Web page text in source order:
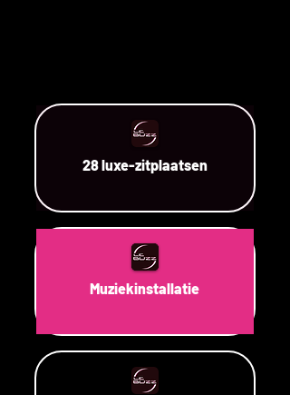
28 luxe-zitplaatsen
Muziekinstallatie